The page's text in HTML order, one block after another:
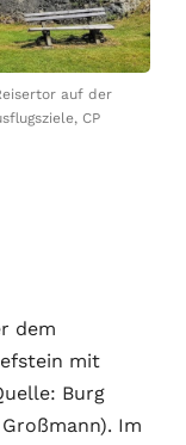
auf der
CP
dem
mit
Burg
Im